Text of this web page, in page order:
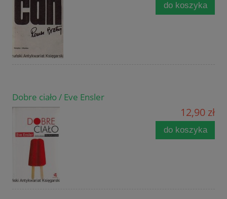
do koszyka
Dobre ciało / Eve Ensler
12,90 zł
do koszyka